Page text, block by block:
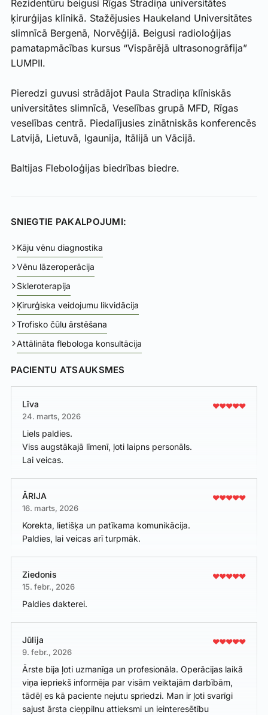
Rezidentūru beigusi Rīgas Stradiņa universitātes
ķirurģijas klīnikā. Stažējusies Haukeland Universitātes
slimnīcā Bergenā, Norvēģijā. Beigusi radioloģijas
pamatapmācības kursus “Vispārējā ultrasonogrāfija”
LUMPII.
Pieredzi guvusi strādājot Paula Stradiņa klīniskās
universitātes slimnīcā, Veselības grupā MFD, Rīgas
veselības centrā. Piedalījusies zinātniskās konferencēs
Latvijā, Lietuvā, Igaunija, Itālijā un Vācijā.
Baltijas Fleboloģijas biedrības biedre.
SNIEGTIE PAKALPOJUMI:
Kāju vēnu diagnostika
Vēnu lāzeroperācija
Skleroterapija
Ķirurģiska veidojumu likvidācija
Trofisko čūlu ārstēšana
Attālināta flebologa konsultācija
PACIENTU ATSAUKSMES
Līva
24. marts, 2026
Liels paldies.
Viss augstākajā līmenī, ļoti laipns personāls.
Lai veicas.
ĀRIJA
16. marts, 2026
Korekta, lietišķa un patīkama komunikācija.
Paldies, lai veicas arī turpmāk.
Ziedonis
15. febr., 2026
Paldies dakterei.
Jūlija
9. febr., 2026
Ārste bija ļoti uzmanīga un profesionāla. Operācijas laikā
viņa iepriekš informēja par visām veiktajām darbībām,
tādēļ es kā paciente nejutu spriedzi. Man ir ļoti svarīgi
sajust ārsta cieņpilnu attieksmi un ieinteresētību